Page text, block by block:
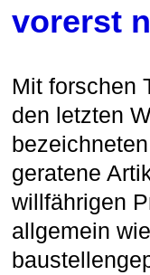
vorerst
Mit forschen
den letzten
geratene
willfährigen
allgemein